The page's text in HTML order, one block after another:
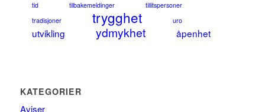
tid tilbakemeldinger
tillitspersoner
tradisjoner
trygghet uro
utvikling ydmykhet åpenhet
KATEGORIER
Aviser